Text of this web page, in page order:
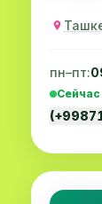
пн–пт: